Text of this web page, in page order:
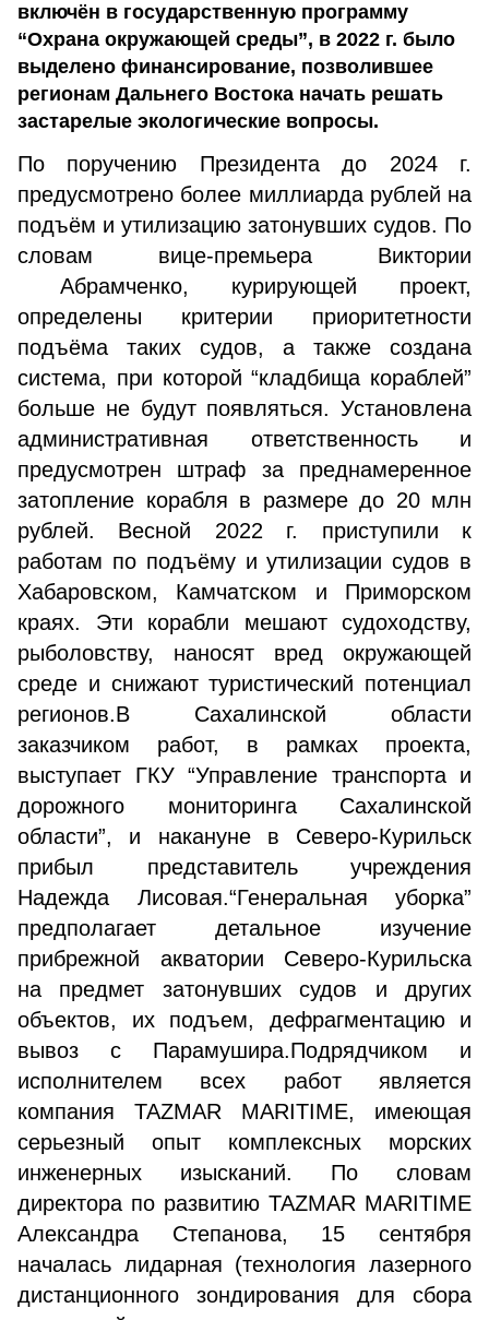
включён в государственную программу
“Охрана окружающей среды”, в 2022 г. было
выделено финансирование, позволившее
регионам Дальнего Востока начать решать
застарелые экологические вопросы.
По поручению Президента до 2024 г.
предусмотрено более миллиарда рублей на
подъём и утилизацию затонувших судов. По
словам вице-премьера Виктории
Абрамченко, курирующей проект,
определены критерии приоритетности
подъёма таких судов, а также создана
система, при которой “кладбища кораблей”
больше не будут появляться. Установлена
административная ответственность и
предусмотрен штраф за преднамеренное
затопление корабля в размере до 20 млн
рублей. Весной 2022 г. приступили к
работам по подъёму и утилизации судов в
Хабаровском, Камчатском и Приморском
краях. Эти корабли мешают судоходству,
рыболовству, наносят вред окружающей
среде и снижают туристический потенциал
регионов.В Сахалинской области
заказчиком работ, в рамках проекта,
выступает ГКУ “Управление транспорта и
дорожного мониторинга Сахалинской
области”, и накануне в Северо-Курильск
прибыл представитель учреждения
Надежда Лисовая.“Генеральная уборка”
предполагает детальное изучение
прибрежной акватории Северо-Курильска
на предмет затонувших судов и других
объектов, их подъем, дефрагментацию и
вывоз с Парамушира.Подрядчиком и
исполнителем всех работ является
компания TAZMAR MARITIME, имеющая
серьезный опыт комплексных морских
инженерных изысканий. По словам
директора по развитию TAZMAR MARITIME
Александра Степанова, 15 сентября
началась лидарная (технология лазерного
дистанционного зондирования для сбора